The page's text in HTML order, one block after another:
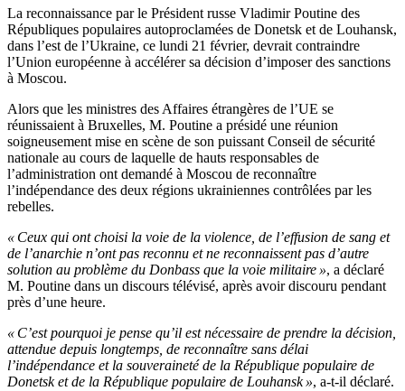
La reconnaissance par le Président russe Vladimir Poutine des
Républiques populaires autoproclamées de Donetsk et de Louhansk,
dans l’est de l’Ukraine, ce lundi 21 février, devrait contraindre
l’Union européenne à accélérer sa décision d’imposer des sanctions
à Moscou.
Alors que les ministres des Affaires étrangères de l’UE se
réunissaient à Bruxelles, M. Poutine a présidé une réunion
soigneusement mise en scène de son puissant Conseil de sécurité
nationale au cours de laquelle de hauts responsables de
l’administration ont demandé à Moscou de reconnaître
l’indépendance des deux régions ukrainiennes contrôlées par les
rebelles.
« Ceux qui ont choisi la voie de la violence, de l’effusion de sang et
de l’anarchie n’ont pas reconnu et ne reconnaissent pas d’autre
solution au problème du Donbass que la voie militaire », a déclaré
M. Poutine dans un discours télévisé, après avoir discouru pendant
près d’une heure.
« C’est pourquoi je pense qu’il est nécessaire de prendre la décision,
attendue depuis longtemps, de reconnaître sans délai
l’indépendance et la souveraineté de la République populaire de
Donetsk et de la République populaire de Louhansk », a-t-il déclaré.